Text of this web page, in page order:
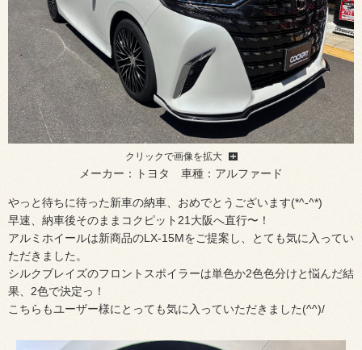
クリックで画像を拡大
メーカー：トヨタ 車種：アルファード
やっと待ちに待った新車の納車、おめでとうございます(*^-^*)
早速、納車後そのままコクピット21大阪へ直行〜！
アルミホイールは新商品のLX-15Mをご提案し、とても気に入ってい
ただきました。
シルクブレイズのフロントスポイラーは単色か2色色分けと悩んだ結
果、2色で決定っ！
こちらもユーザー様にとっても気に入っていただきました(^^)/